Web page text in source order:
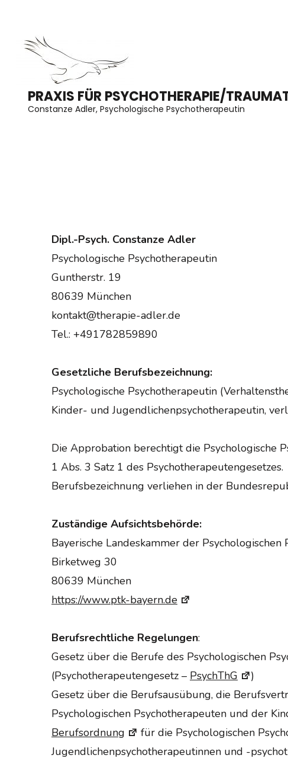
springen
PRAXIS FÜR PSYCHOTHERAPIE/
Constanze Adler, Psychologische Psychotherapeutin
Dipl.-Psych. Constanze Adler
Psychologische Psychotherapeutin
Guntherstr. 19
80639 München
kontakt@therapie-adler.de
Tel.: +491782859890
Gesetzliche Berufsbezeichnung:
Psychologische Psychotherapeutin
Kinder- und Jugendlichenpsychotherapeutin,
Die Approbation berechtigt die Psychologische
1 Abs. 3 Satz 1 des Psychotherapeutengesetzes.
Berufsbezeichnung verliehen in der
Zuständige Aufsichtsbehörde:
Bayerische Landeskammer der Psychologischen
Birketweg 30
80639 München
https://www.ptk-bayern.de
Berufsrechtliche Regelungen:
Gesetz über die Berufe des Psychologischen
(Psychotherapeutengesetz – PsychThG
)
Gesetz über die Berufsausübung, die
Psychologischen Psychotherapeuten und der
Berufsordnung
für die Psychologischen
Jugendlichenpsychotherapeutinnen und -